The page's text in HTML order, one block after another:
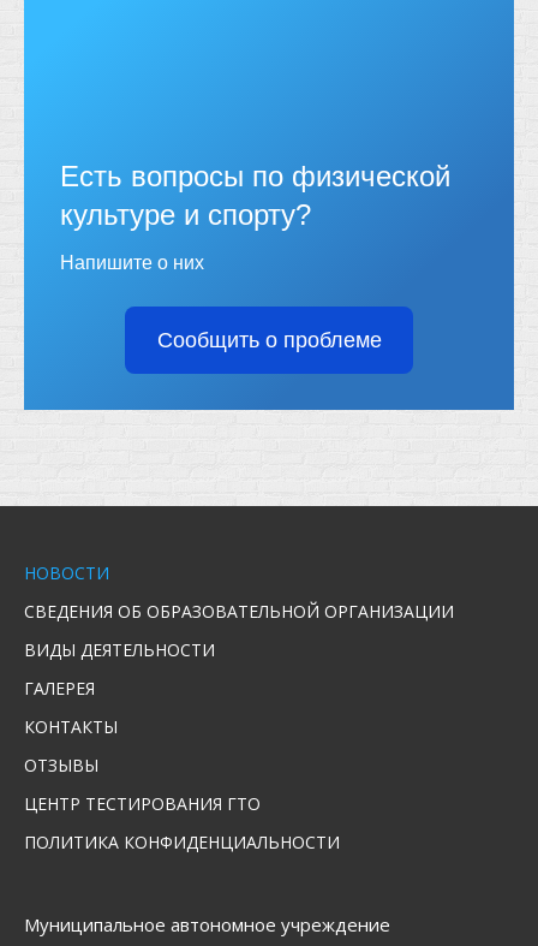
Есть вопросы по физической
культуре и спорту?
Напишите о них
Сообщить о проблеме
НОВОСТИ
СВЕДЕНИЯ ОБ ОБРАЗОВАТЕЛЬНОЙ ОРГАНИЗАЦИИ
ВИДЫ ДЕЯТЕЛЬНОСТИ
ГАЛЕРЕЯ
КОНТАКТЫ
ОТЗЫВЫ
ЦЕНТР ТЕСТИРОВАНИЯ ГТО
ПОЛИТИКА КОНФИДЕНЦИАЛЬНОСТИ
Муниципальное автономное учреждение